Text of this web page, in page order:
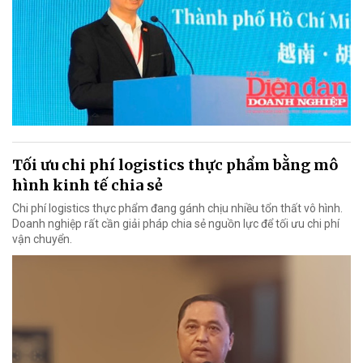
Tối ưu chi phí logistics thực phẩm bằng mô
hình kinh tế chia sẻ
Chi phí logistics thực phẩm đang gánh chịu nhiều tổn thất vô hình.
Doanh nghiệp rất cần giải pháp chia sẻ nguồn lực để tối ưu chi phí
vận chuyển.